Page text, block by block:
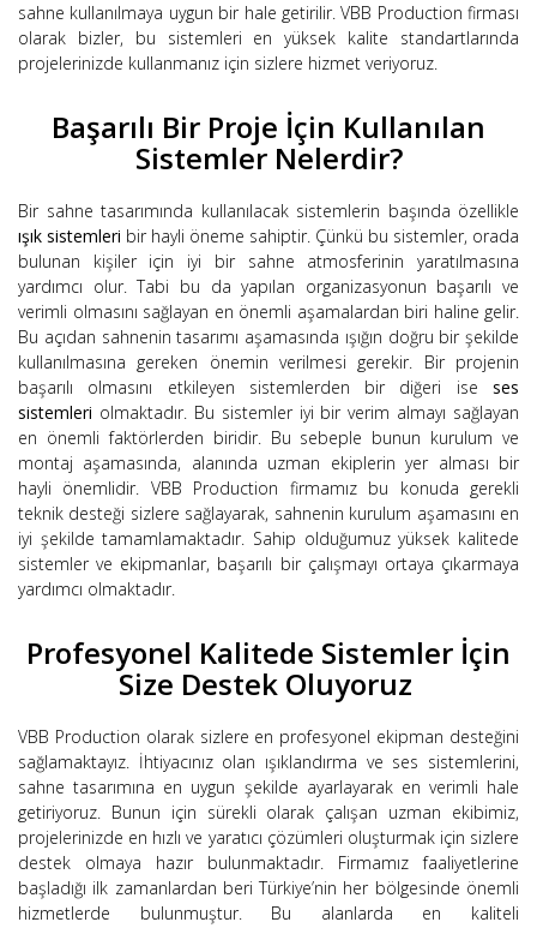
sahne kullanılmaya uygun bir hale getirilir. VBB Production firması
olarak bizler, bu sistemleri en yüksek kalite standartlarında
projelerinizde kullanmanız için sizlere hizmet veriyoruz.
Başarılı Bir Proje İçin Kullanılan
Sistemler Nelerdir?
Bir sahne tasarımında kullanılacak sistemlerin başında özellikle
ışık sistemleri bir hayli öneme sahiptir. Çünkü bu sistemler, orada
bulunan kişiler için iyi bir sahne atmosferinin yaratılmasına
yardımcı olur. Tabi bu da yapılan organizasyonun başarılı ve
verimli olmasını sağlayan en önemli aşamalardan biri haline gelir.
Bu açıdan sahnenin tasarımı aşamasında ışığın doğru bir şekilde
kullanılmasına gereken önemin verilmesi gerekir. Bir projenin
başarılı olmasını etkileyen sistemlerden bir diğeri ise ses
sistemleri olmaktadır. Bu sistemler iyi bir verim almayı sağlayan
en önemli faktörlerden biridir. Bu sebeple bunun kurulum ve
montaj aşamasında, alanında uzman ekiplerin yer alması bir
hayli önemlidir. VBB Production firmamız bu konuda gerekli
teknik desteği sizlere sağlayarak, sahnenin kurulum aşamasını en
iyi şekilde tamamlamaktadır. Sahip olduğumuz yüksek kalitede
sistemler ve ekipmanlar, başarılı bir çalışmayı ortaya çıkarmaya
yardımcı olmaktadır.
Profesyonel Kalitede Sistemler İçin
Size Destek Oluyoruz
VBB Production olarak sizlere en profesyonel ekipman desteğini
sağlamaktayız. İhtiyacınız olan ışıklandırma ve ses sistemlerini,
sahne tasarımına en uygun şekilde ayarlayarak en verimli hale
getiriyoruz. Bunun için sürekli olarak çalışan uzman ekibimiz,
projelerinizde en hızlı ve yaratıcı çözümleri oluşturmak için sizlere
destek olmaya hazır bulunmaktadır. Firmamız faaliyetlerine
başladığı ilk zamanlardan beri Türkiye’nin her bölgesinde önemli
hizmetlerde bulunmuştur. Bu alanlarda en kaliteli